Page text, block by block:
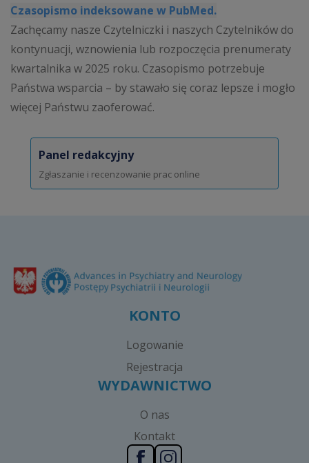
Czasopismo indeksowane w PubMed.
Zachęcamy nasze Czytelniczki i naszych Czytelników do
kontynuacji, wznowienia lub rozpoczęcia prenumeraty
kwartalnika w 2025 roku. Czasopismo potrzebuje
Państwa wsparcia – by stawało się coraz lepsze i mogło
więcej Państwu zaoferować.
Panel redakcyjny
Zgłaszanie i recenzowanie prac online
KONTO
Logowanie
Rejestracja
WYDAWNICTWO
O nas
Kontakt